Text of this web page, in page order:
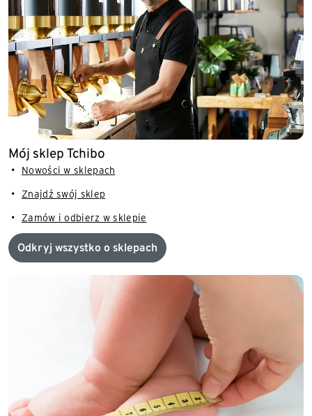
Mój sklep Tchibo
Nowości w sklepach
Znajdź swój sklep
Zamów i odbierz w sklepie
Odkryj wszystko o sklepach